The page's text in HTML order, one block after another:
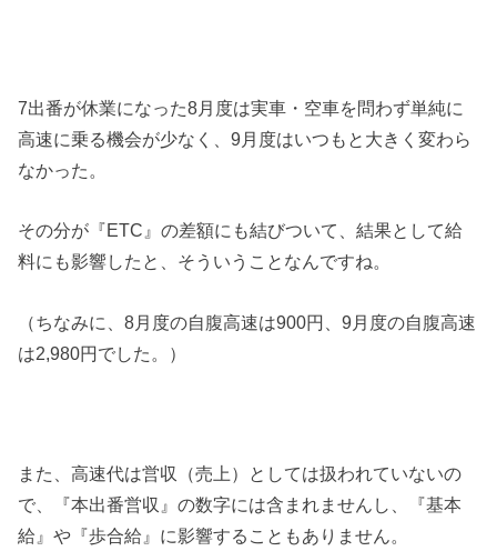
7出番が休業になった8月度は実車・空車を問わず単純に
高速に乗る機会が少なく、9月度はいつもと大きく変わら
なかった。
その分が『ETC』の差額にも結びついて、結果として給
料にも影響したと、そういうことなんですね。
（ちなみに、8月度の自腹高速は900円、9月度の自腹高速
は2,980円でした。）
また、高速代は営収（売上）としては扱われていないの
で、『本出番営収』の数字には含まれませんし、『基本
給』や『歩合給』に影響することもありません。